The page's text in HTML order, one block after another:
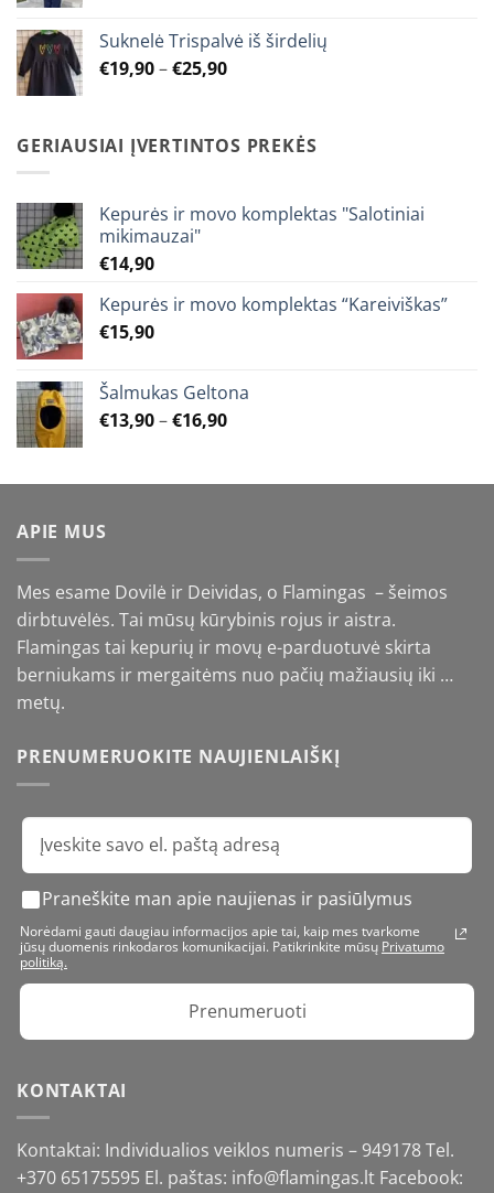
through
€15,90
Suknelė Trispalvė iš širdelių
€19,90–€25,90Price
through
€25,90
GERIAUSIAI ĮVERTINTOS PREKĖS
Kepurės ir movo komplektas "Salotiniai
mikimauzai"
€14,90
Kepurės ir movo komplektas “Kareiviškas”
€15,90
Šalmukas Geltona
€13,90–€16,90Price
through
APIE MUS
Mes esame Dovilė ir Deividas, o Flamingas – šeimos
dirbtuvėlės. Tai mūsų kūrybinis rojus ir aistra.
Flamingas tai kepurių ir movų e-parduotuvė skirta
berniukams ir mergaitėms nuo pačių mažiausių iki …
metų.
PRENUMERUOKITE NAUJIENLAIŠKĮ
Praneškite man apie naujienas ir pasiūlymus
Norėdami gauti daugiau informacijos apie tai, kaip mes tvarkome
jūsų duomenis rinkodaros komunikacijai. Patikrinkite mūsų Privatumo
politiką.
Prenumeruoti
KONTAKTAI
Kontaktai: Individualios veiklos numeris – 949178 Tel.
+370 65175595 El. paštas: info@flamingas.lt Facebook: